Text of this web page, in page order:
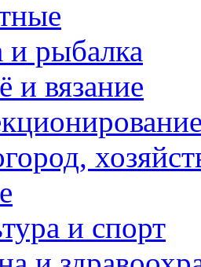
и рыбалка
и вязание
и спорт